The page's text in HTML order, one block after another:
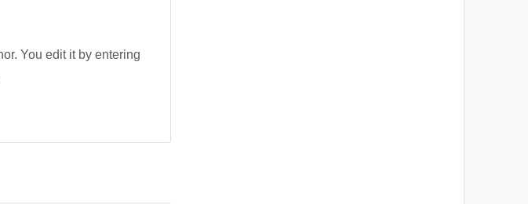
You edit it by entering